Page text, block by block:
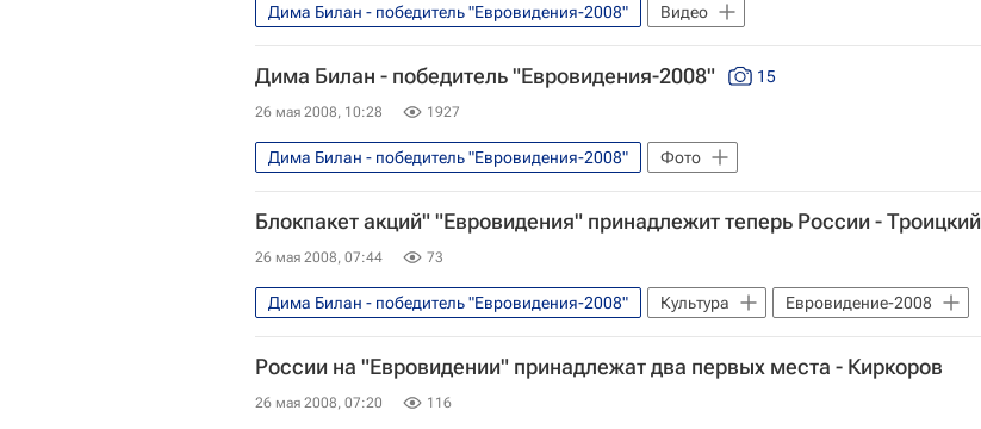
Дима Билан - победитель "Евровидения-2008" Видео
Дима Билан - победитель "Евровидения-2008" 15
26 мая 2008, 10:28 1927
Дима Билан - победитель "Евровидения-2008"
Фото
Подготовка к Евровидению-2009
Блокпакет акций" "Евровидения" принадлежит теперь России - Троицкий
26 мая 2008, 07:44 73
Дима Билан - победитель "Евровидения-2008" Культура Евровидение-2008
России на "Евровидении" принадлежат два первых места - Киркоров
26 мая 2008, 07:20 116